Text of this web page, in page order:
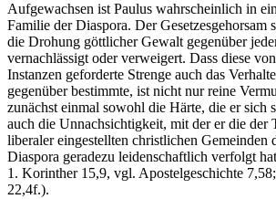
Aufgewachsen ist Paulus wahrscheinlich in
Familie der Diaspora. Der Gesetzesgehorsam
die Drohung göttlicher Gewalt gegenüber
vernachlässigt oder verweigert. Dass diese
Instanzen geforderte Strenge auch das
gegenüber bestimmte, ist nicht nur reine
zunächst einmal sowohl die Härte, die er sich
auch die Unnachsichtigkeit, mit der er die der
liberaler eingestellten christlichen Gemeinden
Diaspora geradezu leidenschaftlich verfolgt
1. Korinther 15,9, vgl. Apostelgeschichte
22,4f.).